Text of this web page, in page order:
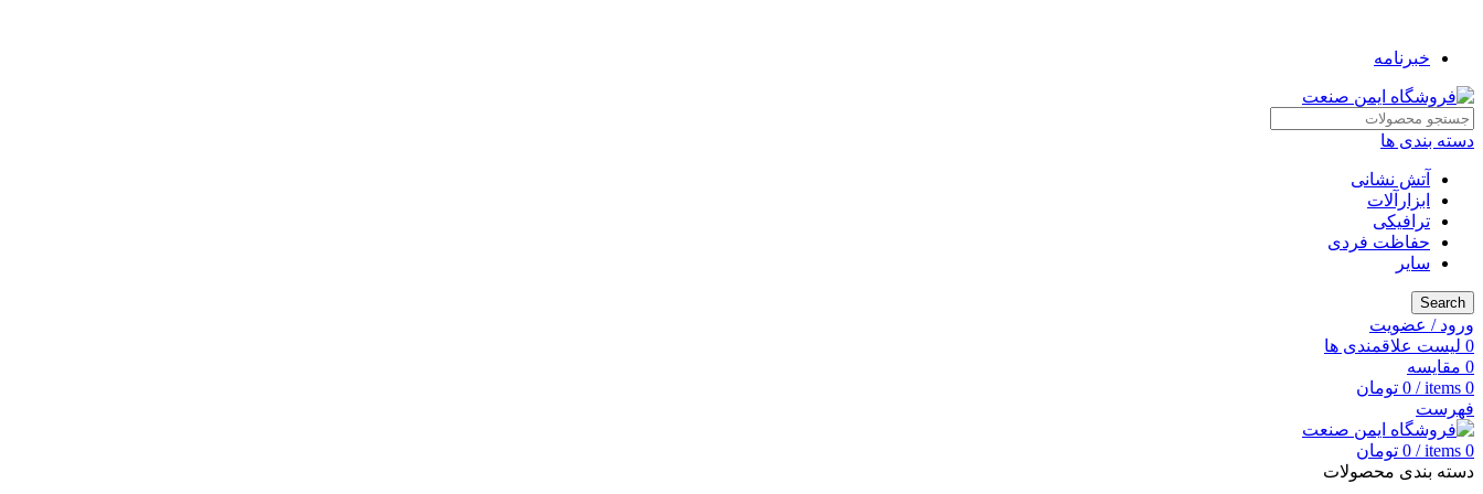
خبرنامه
دسته بندی ها
آتش نشانی
ابزارآلات
ترافیکی
حفاظت فردی
سایر
Search
ورود / عضویت
0 لیست علاقمندی ها
0 مقایسه
0
items
/
0 تومان
فهرست
0
items
/
0 تومان
دسته بندی محصولات